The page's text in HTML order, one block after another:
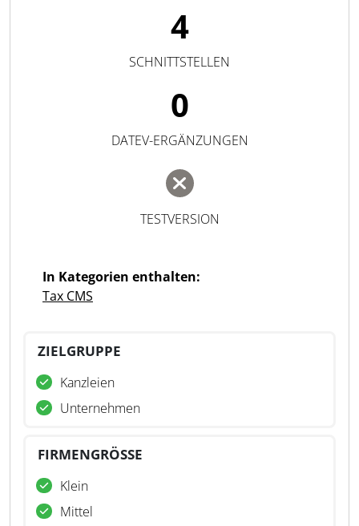
4
SCHNITTSTELLEN
0
DATEV-ERGÄNZUNGEN
TESTVERSION
In Kategorien enthalten:
Tax CMS
ZIELGRUPPE
Kanzleien
Unternehmen
FIRMENGRÖSSE
Klein
Mittel